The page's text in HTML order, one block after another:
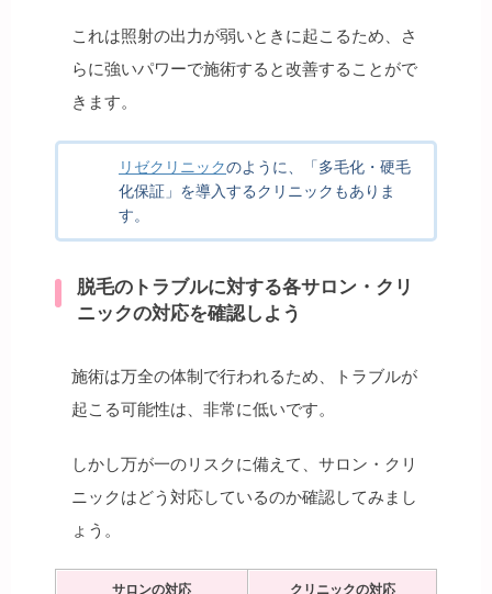
これは照射の出力が弱いときに起こるため、さ
らに強いパワーで施術すると改善することがで
きます。
リゼクリニックのように、「多毛化・硬毛
化保証」を導入するクリニックもありま
す。
脱毛のトラブルに対する各サロン・クリ
ニックの対応を確認しよう
施術は万全の体制で行われるため、トラブルが
起こる可能性は、非常に低いです。
しかし万が一のリスクに備えて、サロン・クリ
ニックはどう対応しているのか確認してみまし
ょう。
サロンの対応 クリニックの対応